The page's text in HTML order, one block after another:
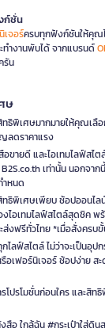
ก์ชั่น
เจอร์ครบทุกฟังก์ชันให้คุณ
ทำงานพับได้ จากแบรนด์
รัน
ษ
ทธิพิเศษมากมายให้คุณเลื
ลดราคาแรง
อขายดี และไอเทมไลฟ์ส
เท่านั้น นอกจาก
หนด
ทธิพิเศษเพียบ ช้อปออนไ
ไอเทมไลฟ์สไตล์สุดชิค
ส่งฟรีทั่วไทย *เมื่อสั่งครบ
ไลฟ์สไตล์ ไม่ว่าจะเป็นอุป
เฟอร์นิเจอร์ ช้อปง่าย ส
โปรโมชั่นก่อนใคร และสิท
อ ใกล้ฉัน #กระเป๋าใส่ดิ